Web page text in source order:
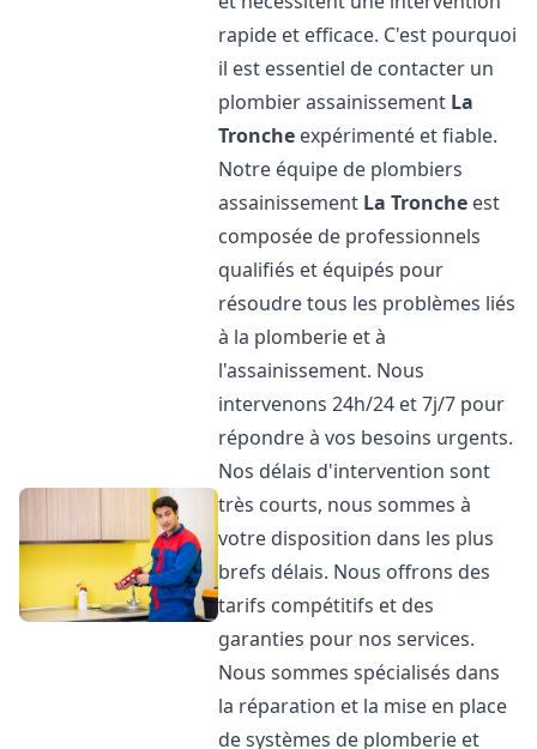
rapide et efficace. C'est pourquoi
il est essentiel de contacter un
plombier assainissement La
Tronche expérimenté et fiable.
Notre équipe de plombiers
assainissement La Tronche est
composée de professionnels
qualifiés et équipés pour
résoudre tous les problèmes liés
à la plomberie et à
l'assainissement. Nous
intervenons 24h/24 et 7j/7 pour
répondre à vos besoins urgents.
Nos délais d'intervention sont
très courts, nous sommes à
votre disposition dans les plus
brefs délais. Nous offrons des
tarifs compétitifs et des
garanties pour nos services.
Nous sommes spécialisés dans
la réparation et la mise en place
de systèmes de plomberie et